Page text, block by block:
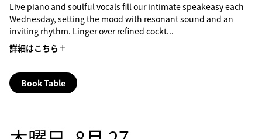
Live piano and soulful vocals fill our intimate speakeasy each
Wednesday, setting the mood with resonant sound and an
inviting rhythm. Linger over refined cockt...
詳細はこちら
Book Table